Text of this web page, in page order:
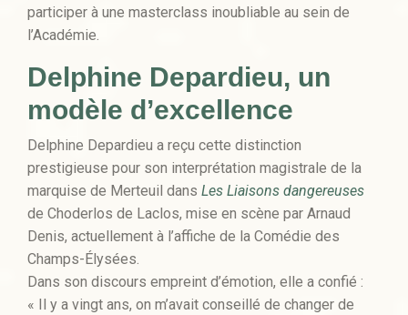
participer à une masterclass inoubliable au sein de
l’Académie.
Delphine Depardieu, un
modèle d’excellence
Delphine Depardieu a reçu cette distinction
prestigieuse pour son interprétation magistrale de la
marquise de Merteuil dans Les Liaisons dangereuses
de Choderlos de Laclos, mise en scène par Arnaud
Denis, actuellement à l’affiche de la Comédie des
Champs-Élysées.
Dans son discours empreint d’émotion, elle a confié :
« Il y a vingt ans, on m’avait conseillé de changer de